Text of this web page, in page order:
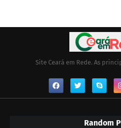
Site Ceará em Rede. As
Random